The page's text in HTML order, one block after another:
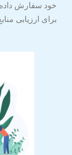
خود سفارش داده
برای ارزیابی